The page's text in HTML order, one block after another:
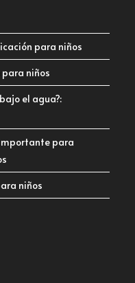
para niños
para niños
el agua?:
importante para
niños